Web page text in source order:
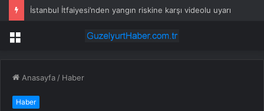
İstanbul İtfaiyesi’nden yangın riskine karşı videolu uyarı
Menü
Anasayfa / Haber
Haber